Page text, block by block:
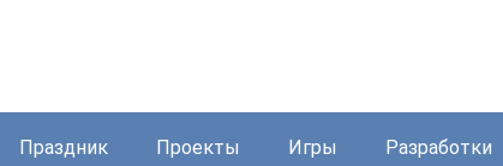
Праздник Проекты Игры Разработки